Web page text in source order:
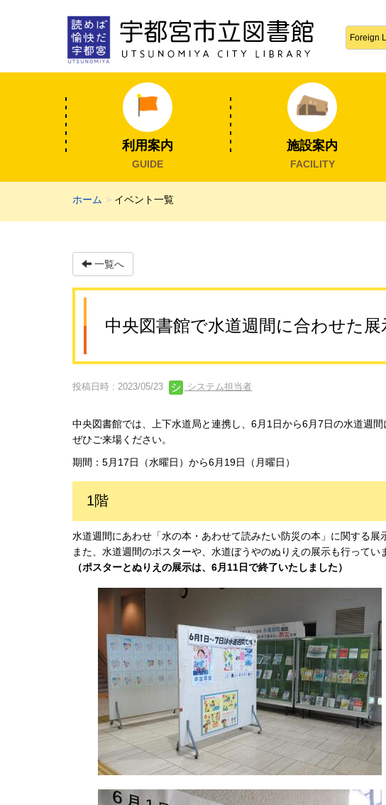
Foreign
利用案内
GUIDE
施設案内
FACILITY
ホーム イベント一覧
一覧へ
中央図書館で水道週間に合わせた
投稿日時 : 2023/05/23 システム担当者
中央図書館では、上下水道局と連携し、6月1日から6月7日の水道週
ぜひご来場ください。
期間：5月17日（水曜日）から6月19日（月曜日）
1階
水道週間にあわせ「水の本・あわせて読みたい防災の本」に関する展
また、水道週間のポスターや、水道ぼうやのぬりえの展示も行ってい
（ポスターとぬりえの展示は、6月11日で終了いたしました）